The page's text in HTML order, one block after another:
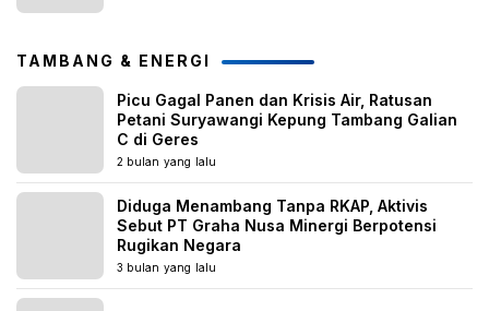
TAMBANG & ENERGI
Picu Gagal Panen dan Krisis Air, Ratusan
Petani Suryawangi Kepung Tambang Galian
C di Geres
2 bulan yang lalu
Diduga Menambang Tanpa RKAP, Aktivis
Sebut PT Graha Nusa Minergi Berpotensi
Rugikan Negara
3 bulan yang lalu